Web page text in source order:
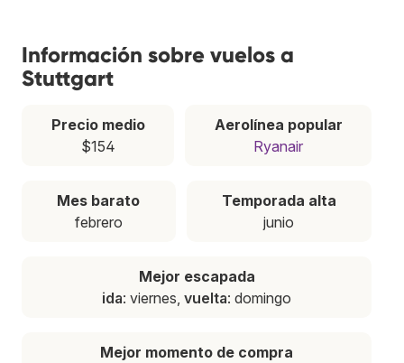
Información sobre vuelos a
Stuttgart
Precio medio
$154
Aerolínea popular
Ryanair
Mes barato
febrero
Temporada alta
junio
Mejor escapada
ida: viernes, vuelta: domingo
Mejor momento de compra